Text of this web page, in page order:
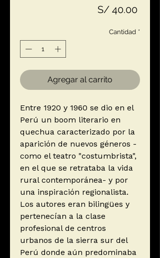
S/ 40.00Precio
Cantidad *
Agregar al carrito
Entre 1920 y 1960 se dio en el
Perú un boom literario en
quechua caracterizado por la
aparición de nuevos géneros -
como el teatro "costumbrista",
en el que se retrataba la vida
rural contemporánea- y por
una inspiración regionalista.
Los autores eran bilingües y
pertenecían a la clase
profesional de centros
urbanos de la sierra sur del
Perú donde aún predominaba